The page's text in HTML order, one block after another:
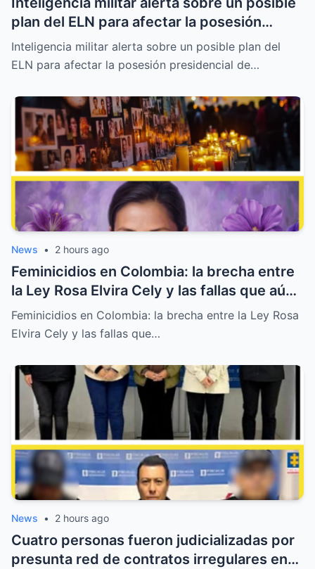
plan del ELN para afectar la posesión
presidencial de Abelardo de la Espriella
Inteligencia militar alerta sobre un posible plan del
ELN para afectar la posesión presidencial de…
News • 2 hours ago
Feminicidios en Colombia: la brecha entre
la Ley Rosa Elvira Cely y las fallas que aún
dejan mujeres sin protección
Feminicidios en Colombia: la brecha entre la Ley Rosa
Elvira Cely y las fallas que…
News • 2 hours ago
Cuatro personas fueron judicializadas por
presunta red de contratos irregulares en